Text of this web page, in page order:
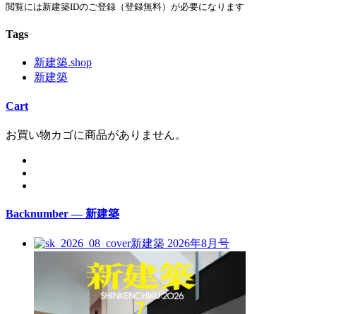
閲覧には新建築IDのご登録（登録無料）が必要になります
Tags
新建築.shop
新建築
Cart
お買い物カゴに商品がありません。
Backnumber — 新建築
新建築 2026年8月号